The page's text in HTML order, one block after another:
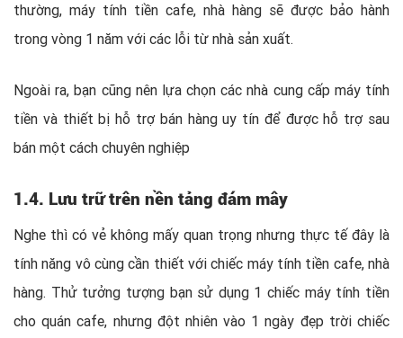
thường, máy tính tiền cafe, nhà hàng sẽ được bảo hành
trong vòng 1 năm với các lỗi từ nhà sản xuất.
Ngoài ra, bạn cũng nên lựa chọn các nhà cung cấp máy tính
tiền và thiết bị hỗ trợ bán hàng uy tín để được hỗ trợ sau
bán một cách chuyên nghiệp
1.4. Lưu trữ trên nền tảng đám mây
Nghe thì có vẻ không mấy quan trọng nhưng thực tế đây là
tính năng vô cùng cần thiết với chiếc máy tính tiền cafe, nhà
hàng. Thử tưởng tượng bạn sử dụng 1 chiếc máy tính tiền
cho quán cafe, nhưng đột nhiên vào 1 ngày đẹp trời chiếc